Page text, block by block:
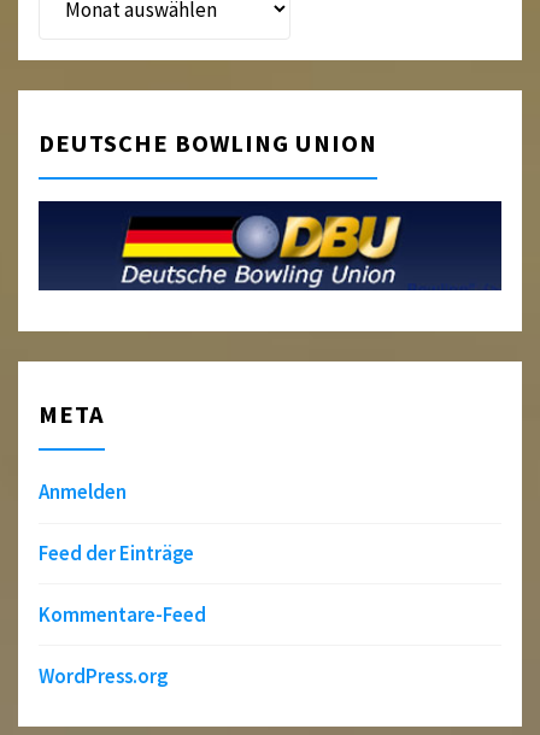
DEUTSCHE BOWLING UNION
META
Anmelden
Feed der Einträge
Kommentare-Feed
WordPress.org